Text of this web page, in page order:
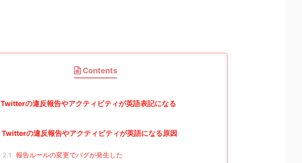
Contents
Twitterの違反報告やアクティビティが英語表記になる
Twitterの違反報告やアクティビティが英語になる原因
2.1 報告ルールの変更でバグが発生した